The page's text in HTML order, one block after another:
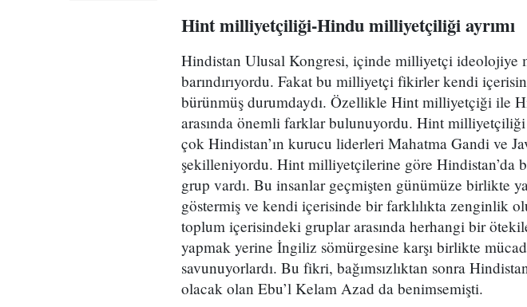
Hint milliyetçiliği-Hindu milliyetçiliği ayrımı
Hindistan Ulusal Kongresi, içinde milliyetçi ideolojiye
barındırıyordu. Fakat bu milliyetçi fikirler kendi
bürünmüş durumdaydı. Özellikle Hint milliyetçiği ile
arasında önemli farklar bulunuyordu. Hint
çok Hindistan’ın kurucu liderleri Mahatma Gandi ve
şekilleniyordu. Hint milliyetçilerine göre Hindistan’da
grup vardı. Bu insanlar geçmişten günümüze birlikte
göstermiş ve kendi içerisinde bir farklılıkta zenginlik
toplum içerisindeki gruplar arasında herhangi bir
yapmak yerine İngiliz sömürgesine karşı birlikte
savunuyorlardı. Bu fikri, bağımsızlıktan sonra
olacak olan Ebu’l Kelam Azad da benimsemişti.